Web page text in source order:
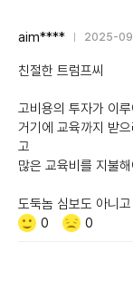
aim**** 2025-
친절한 트럼프씨
고비용의 투자가 이
거기에 교육까지 받
고
많은 교육비를 지불
도둑놈 심보도 아니
Like/Dislike
공
0
비
0